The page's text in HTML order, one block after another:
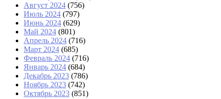
Август 2024 (756)
Июль 2024 (797)
Июнь 2024 (629)
Май 2024 (801)
Апрель 2024 (716)
Март 2024 (685)
Февраль 2024 (716)
Январь 2024 (684)
Декабрь 2023 (786)
Ноябрь 2023 (742)
Октябрь 2023 (851)